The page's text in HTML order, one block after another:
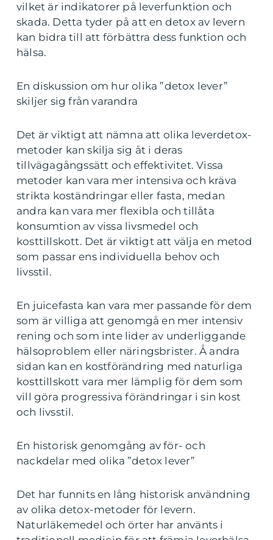
vilket är indikatorer på leverfunktion och
skada. Detta tyder på att en detox av levern
kan bidra till att förbättra dess funktion och
hälsa.
En diskussion om hur olika ”detox lever”
skiljer sig från varandra
Det är viktigt att nämna att olika leverdetox-
metoder kan skilja sig åt i deras
tillvägagångssätt och effektivitet. Vissa
metoder kan vara mer intensiva och kräva
strikta koständringar eller fasta, medan
andra kan vara mer flexibla och tillåta
konsumtion av vissa livsmedel och
kosttillskott. Det är viktigt att välja en metod
som passar ens individuella behov och
livsstil.
En juicefasta kan vara mer passande för dem
som är villiga att genomgå en mer intensiv
rening och som inte lider av underliggande
hälsoproblem eller näringsbrister. Å andra
sidan kan en kostförändring med naturliga
kosttillskott vara mer lämplig för dem som
vill göra progressiva förändringar i sin kost
och livsstil.
En historisk genomgång av för- och
nackdelar med olika ”detox lever”
Det har funnits en lång historisk användning
av olika detox-metoder för levern.
Naturläkemedel och örter har använts i